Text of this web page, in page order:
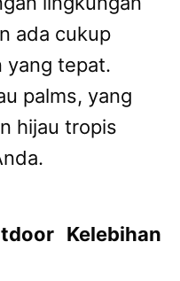
ada cukup
yang tepat.
palms, yang
hijau tropis
Kelebihan